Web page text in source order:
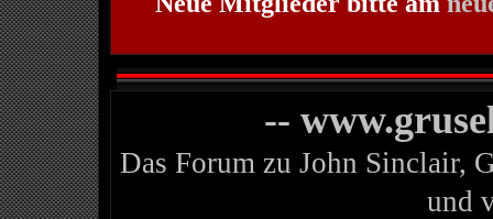
--
Das Forum zu John Sinclair,
und